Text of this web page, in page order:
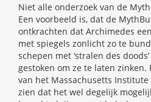
Niet alle onderzoek van de
Een voorbeeld is, dat de
ontkrachten dat Archimedes
met spiegels zonlicht zo te
schepen met ‘stralen des
gestoken om ze te laten
van het Massachusetts Institute
zien dat het wel degelijk